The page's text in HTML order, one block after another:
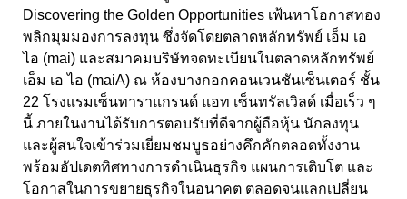
Discovering the Golden Opportunities เฟ้นหาโอกาสทอง
พลิกมุมมองการลงทุน ซึ่งจัดโดยตลาดหลักทรัพย์ เอ็ม เอ
ไอ (mai) และสมาคมบริษัทจดทะเบียนในตลาดหลักทรัพย์
เอ็ม เอ ไอ (maiA) ณ ห้องบางกอกคอนเวนชันเซ็นเตอร์ ชั้น
22 โรงแรมเซ็นทาราแกรนด์ แอท เซ็นทรัลเวิลด์ เมื่อเร็ว ๆ
นี้ ภายในงานได้รับการตอบรับที่ดีจากผู้ถือหุ้น นักลงทุน
และผู้สนใจเข้าร่วมเยี่ยมชมบูธอย่างคึกคักตลอดทั้งงาน
พร้อมอัปเดตทิศทางการดำเนินธุรกิจ แผนการเติบโต และ
โอกาสในการขยายธุรกิจในอนาคต ตลอดจนแลกเปลี่ยน